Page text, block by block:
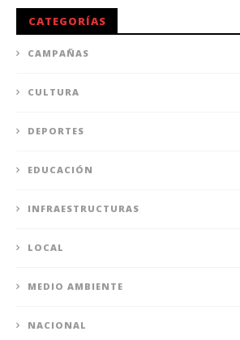
CATEGORÍAS
CAMPAÑAS
CULTURA
DEPORTES
EDUCACIÓN
INFRAESTRUCTURAS
LOCAL
MEDIO AMBIENTE
NACIONAL